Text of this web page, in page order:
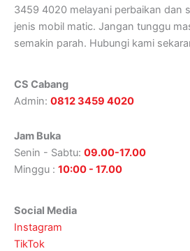
3459 4020 melayani perbaikan dan
jenis mobil matic. Jangan tunggu
semakin parah. Hubungi kami
CS Cabang
Admin: 0812 3459 4020
Jam Buka
Senin - Sabtu: 09.00-17.00
Minggu : 10:00 - 17.00
Social Media
Instagram
TikTok